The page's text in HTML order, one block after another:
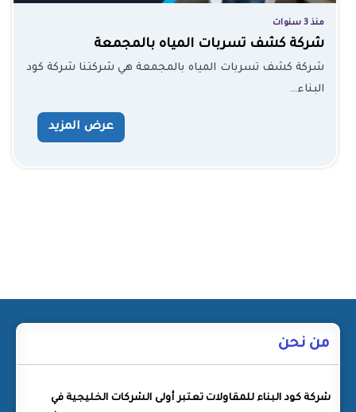
منذ 3 سنوات
شركة كشف تسربات المياه بالمجمعة
شركة كشف تسربات المياه بالمجمعة هي شركتنا شركة كود
البناء…
عرض المزيد
من نحن
شركة كود البناء للمقاولات تعتبر أولى الشركات الخليجية في